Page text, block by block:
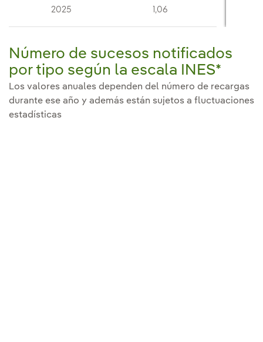
2025 1,06
Número de sucesos notificados
por tipo según la escala INES*
Los valores anuales dependen del número de recargas
durante ese año y además están sujetos a fluctuaciones
estadísticas